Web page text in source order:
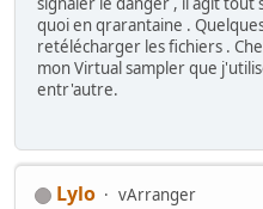
quoi en qrarantaine .
retélécharger les fichiers .
mon Virtual sampler que
entr'autre.
Lylo
vArranger